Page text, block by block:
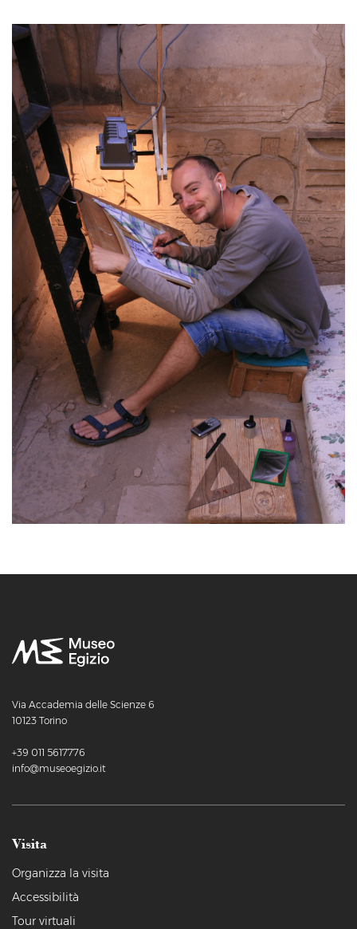
Via Accademia delle Scienze 6
10123 Torino
+39 011 5617776
info@museoegizio.it
Visita
Organizza la visita
Accessibilità
Tour virtuali